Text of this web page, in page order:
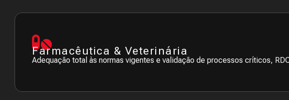
Farmacêutica & Veterinária
Adequação total às normas vigentes e validação de processos críticos,